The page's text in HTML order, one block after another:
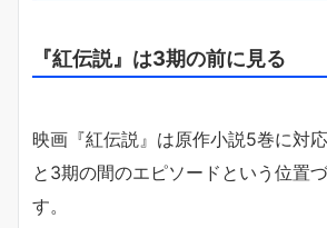
『紅伝説』は3期の前に見る
映画『紅伝説』は原作小説5巻に対
と3期の間のエピソードという位置
す。